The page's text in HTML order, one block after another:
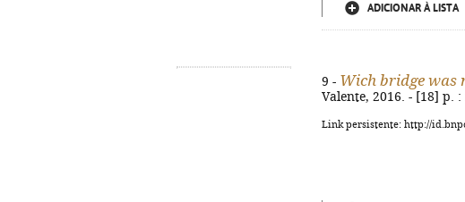
ADICIONAR À LISTA
9 - Wich bridge was
Valente, 2016. - [18] p.
Link persistente: http://